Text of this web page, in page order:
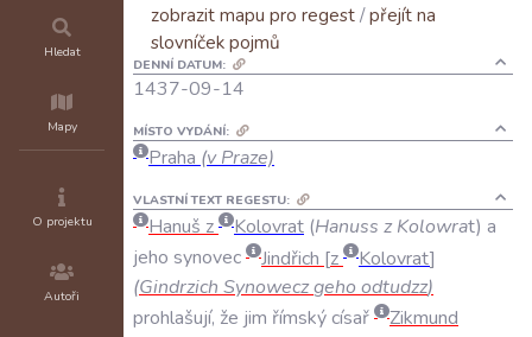
Hledat
Mapy
O projektu
Autoři
zobrazit mapu pro regest/přejít na
slovníček pojmů
DENNÍ DATUM:
1437-09-14
MÍSTO VYDÁNÍ:
Praha (v Praze)
VLASTNÍ TEXT REGESTU:
Hanuš z Kolovrat (Hanuss z Kolowrat) a
jeho synovec Jindřich z
Kolovrat
(Gindrzich Synoweczgeho odtudzz)
prohlašují, že jim římskýcísař
Zikmund